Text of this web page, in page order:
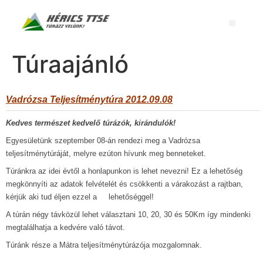
Túraajánló
Vadrózsa Teljesítménytúra 2012.09.08
Kedves természet kedvelő túrázók, kirándulók!
Egyesületünk szeptember 08-án rendezi meg a Vadrózsa
teljesítménytúráját, melyre ezúton hívunk meg benneteket.
Túránkra az idei évtől a honlapunkon is lehet nevezni! Ez a lehetőség
megkönnyíti az adatok felvételét és csökkenti a várakozást a rajtban,
kérjük aki tud éljen ezzel a lehetőséggel!
A túrán négy távközül lehet választani 10, 20, 30 és 50Km így mindenki
megtalálhatja a kedvére való távot.
Túránk része a Mátra teljesítménytúrázója mozgalomnak.